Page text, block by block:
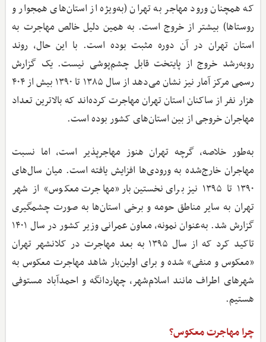
که همچنان ورود مهاجر به تهران (به‌ویژه از استان‌های همجوار و
روستاها) بیشتر از خروج است. به همین دلیل خالص مهاجرت به
استان تهران در آن دوره مثبت بوده است. با این حال، روند
رو‌به‌رشد خروج از پایتخت قابل چشم‌پوشی نیست. یک گزارش
رسمی مرکز آمار نیز نشان می‌دهد از سال ۱۳۸۵ تا ۱۳۹۰ بیش از ۴۰۴
هزار نفر از ساکنان استان تهران مهاجرت کرده‌اند که بالاترین تعداد
مهاجران خروجی از بین استان‌های کشور بوده است.
به‌طور خلاصه، گرچه تهران هنوز مهاجرپذیر است، اما نسبت
مهاجران خارج‌شده به ورودی‌ها افزایش یافته است. میان سال‌های
۱۳۹۰ تا ۱۳۹۵ نیز برای نخستین‌بار «مهاجرت معکوس» از شهر
تهران به سایر مناطق حومه و برخی استان‌ها به صورت چشمگیری
گزارش شد. به‌عنوان نمونه، معاون عمرانی وزیر کشور در سال ۱۴۰۱
تاکید کرد که از سال ۱۳۹۵ به بعد مهاجرت در کلانشهر تهران
«معکوس و منفی» شده و برای اولین‌بار شاهد مهاجرت معکوس به
شهرهای اطراف مانند اسلام‌شهر، چهاردانگه و احمدآباد مستوفی
هستیم.
چرا مهاجرت معکوس؟